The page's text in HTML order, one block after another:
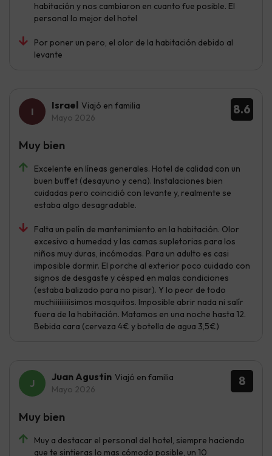
habitación y nos cambiaron en cuanto fue posible. El
personal lo mejor del hotel
Por poner un pero, el olor de la habitación debido al
levante
8.6
Israel Viajó en familia
Mayo 2026
Excelente en líneas generales. Hotel de calidad con un
buen buffet (desayuno y cena). Instalaciones bien
cuidadas pero coincidió con levante y, realmente se
estaba algo desagradable.
Falta un pelín de mantenimiento en la habitación. Olor
excesivo a humedad y las camas supletorias para los
niños muy duras, incómodas. Para un adulto es casi
imposible dormir. El porche al exterior poco cuidado con
signos de desgaste y césped en malas condiciones
(estaba balizado para no pisar). Y lo peor de todo
muchiiiiiiiiisimos mosquitos. Imposible abrir nada ni salír
fuera de la habitación. Matamos en una noche hasta 12.
Bebida cara (cerveza 4€ y botella de agua 3,5€)
Muy bien
8
Juan Agustin Viajó en familia
Mayo 2026
Muy a destacar el personal del hotel, siempre haciendo
que te sintieras lo mas cómodo posible, un 10
Muy bien